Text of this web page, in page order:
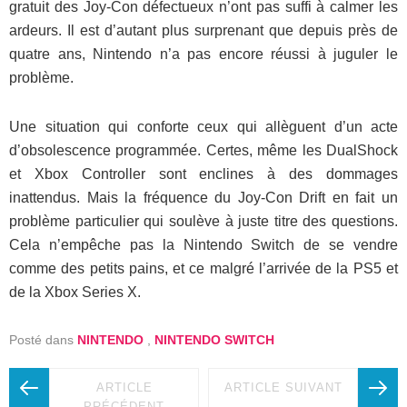
gratuit des Joy-Con défectueux n’ont pas suffi à calmer les
ardeurs. Il est d’autant plus surprenant que depuis près de
quatre ans, Nintendo n’a pas encore réussi à juguler le
problème.
Une situation qui conforte ceux qui allèguent d’un acte
d’obsolescence programmée. Certes, même les DualShock
et Xbox Controller sont enclines à des dommages
inattendus. Mais la fréquence du Joy-Con Drift en fait un
problème particulier qui soulève à juste titre des questions.
Cela n’empêche pas la Nintendo Switch de se vendre
comme des petits pains, et ce malgré l’arrivée de la PS5 et
de la Xbox Series X.
Posté dans NINTENDO NINTENDO SWITCH
ARTICLE
ARTICLE SUIVANT